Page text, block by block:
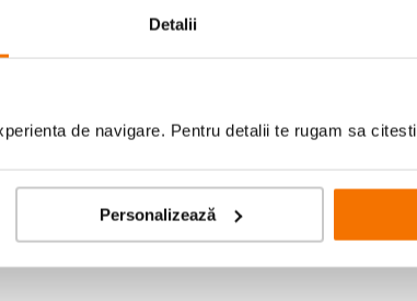
Detalii
de navigare. Pentru detalii te rugam sa citesti
Personalizează